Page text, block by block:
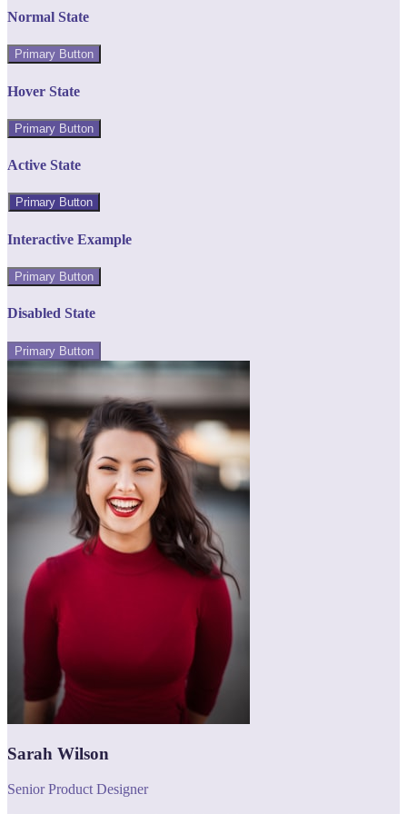
Normal State
Primary Button
Hover State
Primary Button
Active State
Primary Button
Interactive Example
Primary Button
Disabled State
Primary Button
Sarah Wilson
Senior Product Designer